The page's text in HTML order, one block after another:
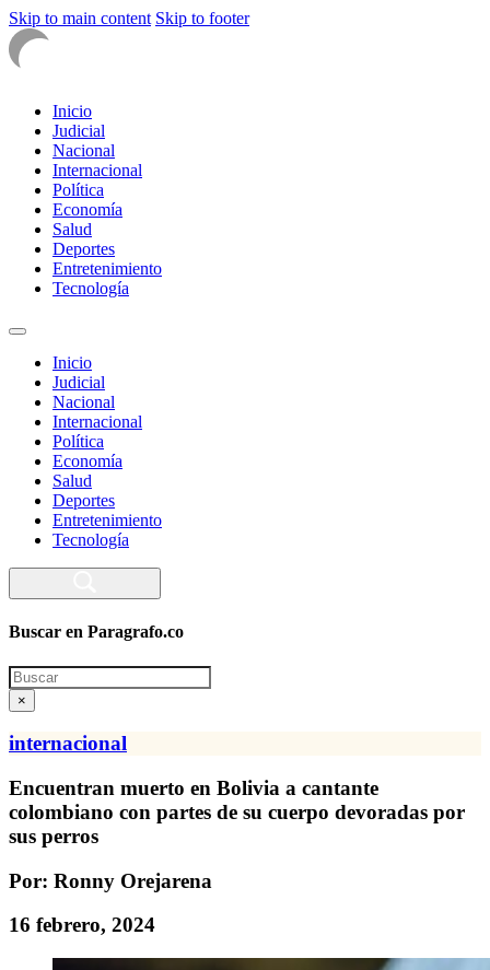
Skip to main content Skip to footer
Inicio
Judicial
Nacional
Internacional
Política
Economía
Salud
Deportes
Entretenimiento
Tecnología
Inicio
Judicial
Nacional
Internacional
Política
Economía
Salud
Deportes
Entretenimiento
Tecnología
Buscar en Paragrafo.co
Search
×
internacional
Encuentran muerto en Bolivia a cantante
colombiano con partes de su cuerpo devoradas por
sus perros
Por: Ronny Orejarena
16 febrero, 2024